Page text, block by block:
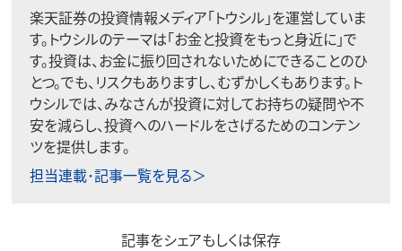
楽天証券の投資情報メディア「トウシル」を運営していま
す。トウシルのテーマは「お金と投資をもっと身近に」で
す。投資は、お金に振り回されないためにできることのひ
とつ。でも、リスクもありますし、むずかしくもあります。ト
ウシルでは、みなさんが投資に対してお持ちの疑問や不
安を減らし、投資へのハードルをさげるためのコンテン
ツを提供します。
担当連載･記事一覧を見る＞
記事をシェアもしくは保存